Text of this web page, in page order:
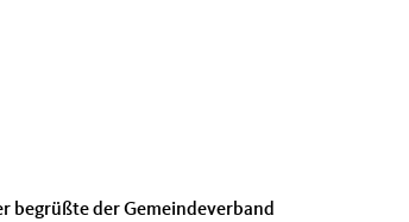
begrüßte der Gemeindeverband